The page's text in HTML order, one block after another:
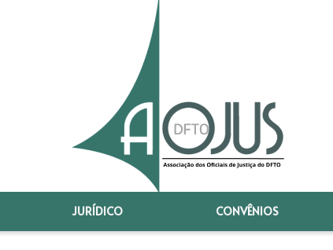
JURÍDICO CONVÊNIOS